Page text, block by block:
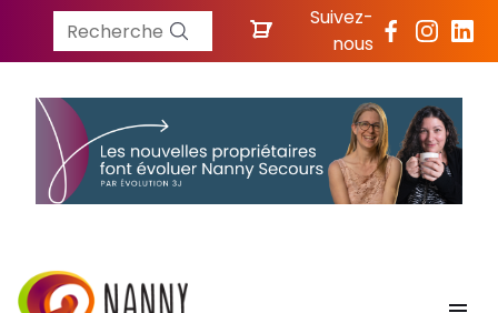
Recherche
Suivez-
nous